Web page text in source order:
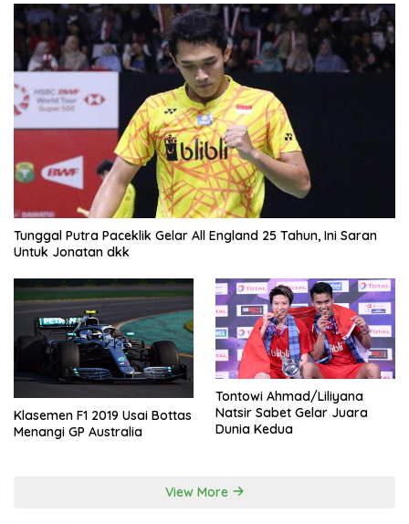
Tunggal Putra Paceklik Gelar All England 25 Tahun, Ini Saran
Untuk Jonatan dkk
Klasemen F1 2019 Usai Bottas
Menangi GP Australia
Tontowi Ahmad/Liliyana
Natsir Sabet Gelar Juara
Dunia Kedua
View More